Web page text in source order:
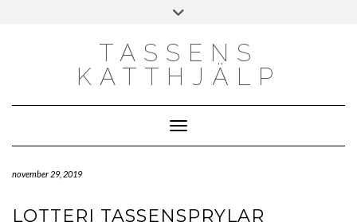
Toggle
TASSENS
KATTHJÄLP
Toggle Navigation
november 29, 2019
LOTTERI TASSENSPRYLAR